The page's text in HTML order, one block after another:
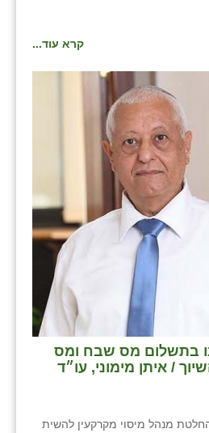
קרא עוד...
בתשלום מס שבח ומס
/ איתן מימוני, עו״ד
מנהל מיסוי מקרקעין להשית